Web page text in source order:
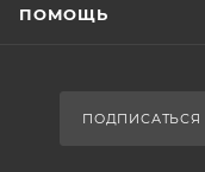
ПОМОЩЬ